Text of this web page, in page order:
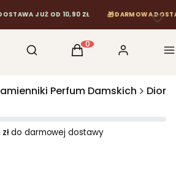
JUŻ OD 10,90 ZŁ 🎁 DARMOWA DOSTAWA
Otwórz wyszukiwarkę
Szukaj Produkty w koszyku:
Koszyk Zaloguj się
Perfum Damskich Dior
do darmowej dostawy